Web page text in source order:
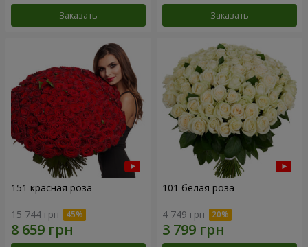
Заказать Заказать
151 красная роза
15 744 грн
101 белая роза
4 749 грн